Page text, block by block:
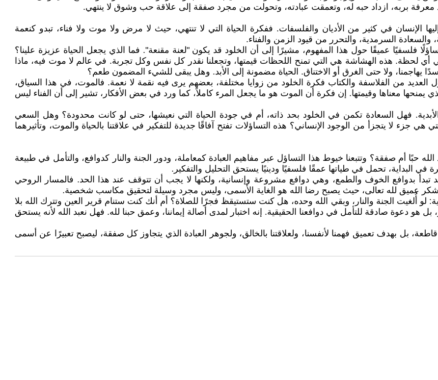
معرفة بربه، ازداد حبه له، وتعمقت عبادته، وتحولت من مجرد صفقة إلى علاقة حب وشوق لا ينتهي.
الإنسان في كثير من الأديان والفلسفات. ففكرة الحياة التي لا تنتهي، حيث لا مرض ولا موت ولا فناء، تبدو كنعمة
والسعادة السرمدية، والتحرر من قيود الزمن والفناء.
فلسفيًا عميقًا حول هذا المفهوم، مشيرًا إلى أن الخلود قد يكون "لعنة مقنعة". فما الذي يجعل الحياة عزيزة علينا؟
أي لحظة. هذه الهشاشة هي التي تمنح اللحظات قيمتها، وتجعلنا نقدر كل نفس وكل تجربة. في عالم لا موت فيه، ماذا
ولا حتى الغرق أو الاختناق. الحياة مضمونة إلى الأبد. وهل يبقى للشيء المضمون طعم؟
العديد من الفلاسفة والكتاب فكرة الخلود من زوايا مختلفة، بعضهم يرى فيه نقمة لا نعمة. فالموت، في هذا السياق،
معناها وقيمتها. إن فكرة أن الموت هو ما يجعل المرء كاملاً، كما ورد في بعض الأفكار، تشير إلى أن الفناء ليس
فهل السعادة تكمن في الخلود بحد ذاته، أم في جودة الحياة التي نعيشها، حتى لو كانت محدودة؟ وهل السعي
جزء لا يتجزأ من الوجود الإنساني؟ هذه التساؤلات تفتح آفاقًا جديدة للتفكير في علاقتنا بالحياة والموت، وتأثيرهما
أم صفقة؟ وتتبعنا خيوط هذا التساؤل عبر مفاهيم العبادة كمعاملة، ودور الجنة والنار كدوافع، والتأمل في طبيعة
في البداية، تحمل في طياتها عمقًا فلسفيًا ودينيًا يستحق التحليل والتفكير.
تبدأ بدوافع الخوف والطمع، وهي دوافع مشروعة وإنسانية، ولكنها لا يجب أن تتوقف عند هذا الحد. فالمسار الروحي
عميق لله تعالى، حيث يصبح رضا الله هو الغاية الأسمى، وليس مجرد وسيلة لتحقيق مكاسب شخصية.
لو أُلغيت الجنة والنار، وبقي الله وحده، هل كنت ستستيقظ فجرًا للصلاة؟ أم أنك كنت ستنام قرير العين وتترك الله بلا
دعوة صادقة للتأمل في دوافعنا الحقيقية. إنه اختبار لمدى أصالة إيماننا، وعمق حبنا لله. فهل نعبد الله لأنه يستحق
بل بهدف تعميق فهمنا لأنفسنا، ولعلاقتنا بالخالق، ولجوهر العبادة الذي يتجاوز كل صفقة، ليصبح تعبيرًا عن أسمى